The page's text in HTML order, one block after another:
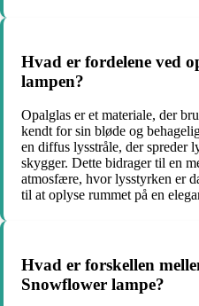
Hvad er fordelene ved
lampen?
Opalglas er et materiale, der
kendt for sin bløde og
en diffus lysstråle, der spreder
skygger. Dette bidrager til en
atmosfære, hvor lysstyrken er
til at oplyse rummet på en
Hvad er forskellen
Snowflower lampe?